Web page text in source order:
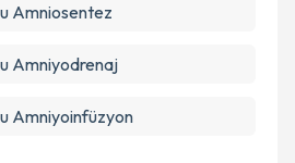
Amniosentez
Amniyodrenaj
Amniyoinfüzyon